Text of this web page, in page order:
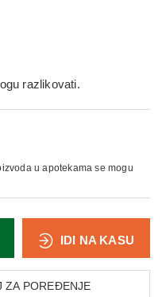
razlikovati.
u apotekama se mogu
IDI NA KASU
ZA POREĐENJE